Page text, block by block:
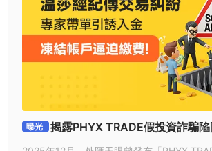
曝光
揭露PHYX TRADE假投資詐騙陷